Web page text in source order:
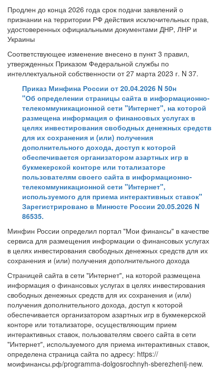
Продлен до конца 2026 года срок подачи заявлений о
признании на территории РФ действия исключительных прав,
удостоверенных официальными документами ДНР, ЛНР и
Украины
Соответствующее изменение внесено в пункт 3 правил,
утвержденных Приказом Федеральной службы по
интеллектуальной собственности от 27 марта 2023 г. N 37.
Приказ Минфина России от 20.04.2026 N 50н
"Об определении страницы сайта в информационно-
телекоммуникационной сети "Интернет", на которой
размещена информация о финансовых услугах в
целях инвестирования свободных денежных средств
для их сохранения и (или) получения
дополнительного дохода, доступ к которой
обеспечивается организатором азартных игр в
букмекерской конторе или тотализаторе
пользователям своего сайта в информационно-
телекоммуникационной сети "Интернет",
используемого для приема интерактивных ставок"
Зарегистрировано в Минюсте России 20.05.2026 N
86535.
Минфин России определил портал "Мои финансы" в качестве
сервиса для размещения информации о финансовых услугах
в целях инвестирования свободных денежных средств для их
сохранения и (или) получения дополнительного дохода
Страницей сайта в сети "Интернет", на которой размещена
информация о финансовых услугах в целях инвестирования
свободных денежных средств для их сохранения и (или)
получения дополнительного дохода, доступ к которой
обеспечивается организатором азартных игр в букмекерской
конторе или тотализаторе, осуществляющим прием
интерактивных ставок, пользователям своего сайта в сети
"Интернет", используемого для приема интерактивных ставок,
определена страница сайта по адресу: https://
моифинансы.рф/programma-dolgosrochnyh-sberezhenij-new.